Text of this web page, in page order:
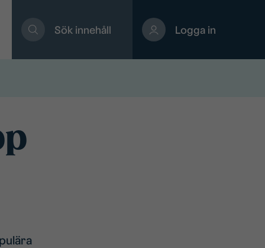
Sök innehåll Logga in